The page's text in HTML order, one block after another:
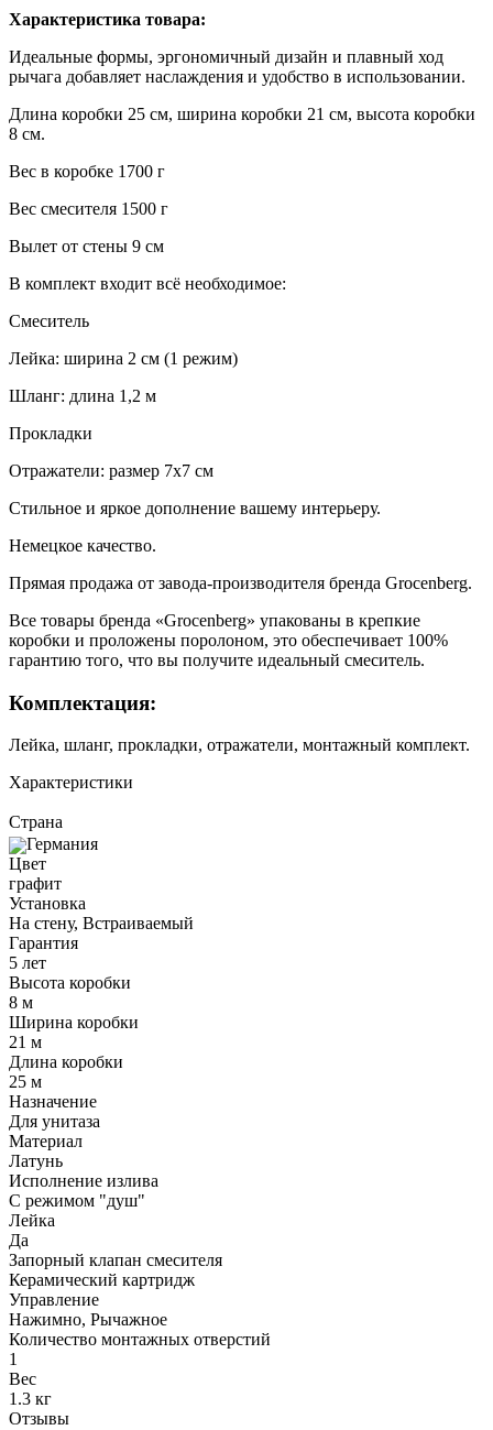
Характеристика товара:
Идеальные формы, эргономичный дизайн и плавный ход
рычага добавляет наслаждения и удобство в использовании.
Длина коробки 25 см, ширина коробки 21 см, высота коробки
8 см.
Вес в коробке 1700 г
Вес смесителя 1500 г
Вылет от стены 9 см
В комплект входит всё необходимое:
Смеситель
Лейка: ширина 2 см (1 режим)
Шланг: длина 1,2 м
Прокладки
Отражатели: размер 7x7 см
Стильное и яркое дополнение вашему интерьеру.
Немецкое качество.
Прямая продажа от завода-производителя бренда Grocenberg.
Все товары бренда «Grocenberg» упакованы в крепкие
коробки и проложены поролоном, это обеспечивает 100%
гарантию того, что вы получите идеальный смеситель.
Комплектация:
Лейка, шланг, прокладки, отражатели, монтажный комплект.
Характеристики
Страна
Германия
Цвет
графит
Установка
На стену, Встраиваемый
Гарантия
5 лет
Высота коробки
8 м
Ширина коробки
21 м
Длина коробки
25 м
Назначение
Для унитаза
Материал
Латунь
Исполнение излива
С режимом "душ"
Лейка
Да
Запорный клапан смесителя
Керамический картридж
Управление
Нажимно, Рычажное
Количество монтажных отверстий
1
Вес
1.3 кг
Отзывы